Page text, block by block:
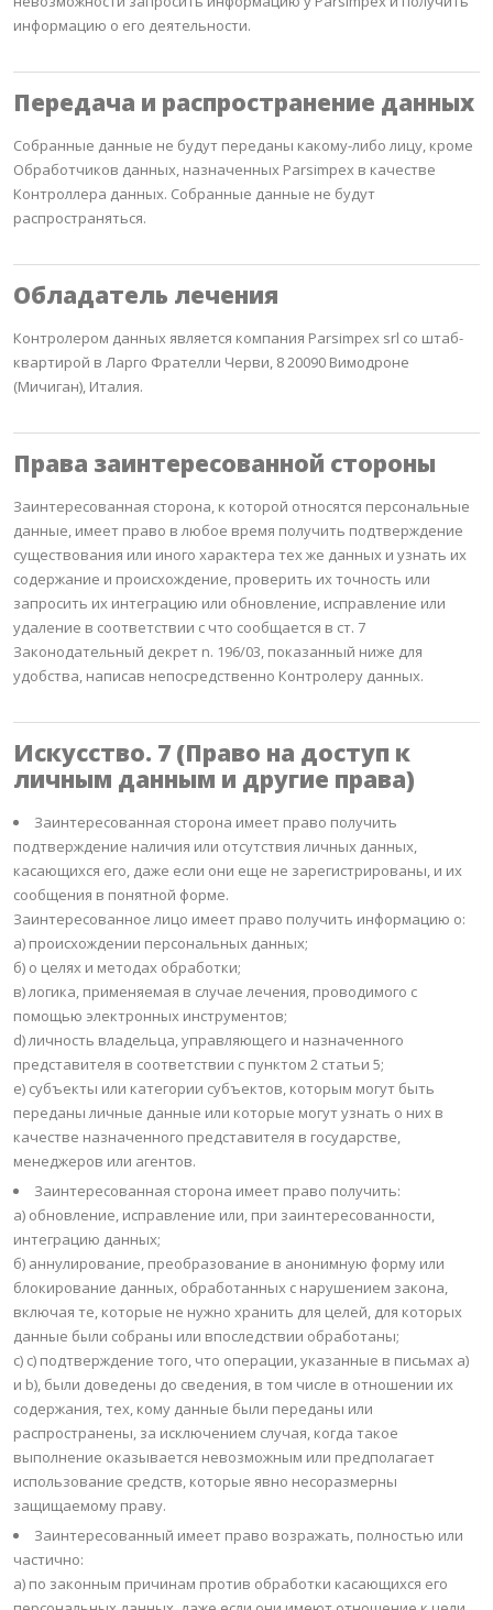
информацию о его деятельности.
Передача и распространение данных
Собранные данные не будут переданы какому-либо лицу, кроме
Обработчиков данных, назначенных Parsimpex в качестве
Контроллера данных. Собранные данные не будут
распространяться.
Обладатель лечения
Контролером данных является компания Parsimpex srl со штаб-
квартирой в Ларго Фрателли Черви, 8 20090 Вимодроне
(Мичиган), Италия.
Права заинтересованной стороны
Заинтересованная сторона, к которой относятся персональные
данные, имеет право в любое время получить подтверждение
существования или иного характера тех же данных и узнать их
содержание и происхождение, проверить их точность или
запросить их интеграцию или обновление, исправление или
удаление в соответствии с что сообщается в ст. 7
Законодательный декрет n. 196/03, показанный ниже для
удобства, написав непосредственно Контролеру данных.
Искусство. 7 (Право на доступ к
личным данным и другие права)
Заинтересованная сторона имеет право получить
подтверждение наличия или отсутствия личных данных,
касающихся его, даже если они еще не зарегистрированы, и их
сообщения в понятной форме.
Заинтересованное лицо имеет право получить информацию о:
а) происхождении персональных данных;
б) о целях и методах обработки;
в) логика, применяемая в случае лечения, проводимого с
помощью электронных инструментов;
d) личность владельца, управляющего и назначенного
представителя в соответствии с пунктом 2 статьи 5;
e) субъекты или категории субъектов, которым могут быть
переданы личные данные или которые могут узнать о них в
качестве назначенного представителя в государстве,
менеджеров или агентов.
Заинтересованная сторона имеет право получить:
a) обновление, исправление или, при заинтересованности,
интеграцию данных;
б) аннулирование, преобразование в анонимную форму или
блокирование данных, обработанных с нарушением закона,
включая те, которые не нужно хранить для целей, для которых
данные были собраны или впоследствии обработаны;
c) c) подтверждение того, что операции, указанные в письмах a)
и b), были доведены до сведения, в том числе в отношении их
содержания, тех, кому данные были переданы или
распространены, за исключением случая, когда такое
выполнение оказывается невозможным или предполагает
использование средств, которые явно несоразмерны
защищаемому праву.
Заинтересованный имеет право возражать, полностью или
частично:
a) по законным причинам против обработки касающихся его